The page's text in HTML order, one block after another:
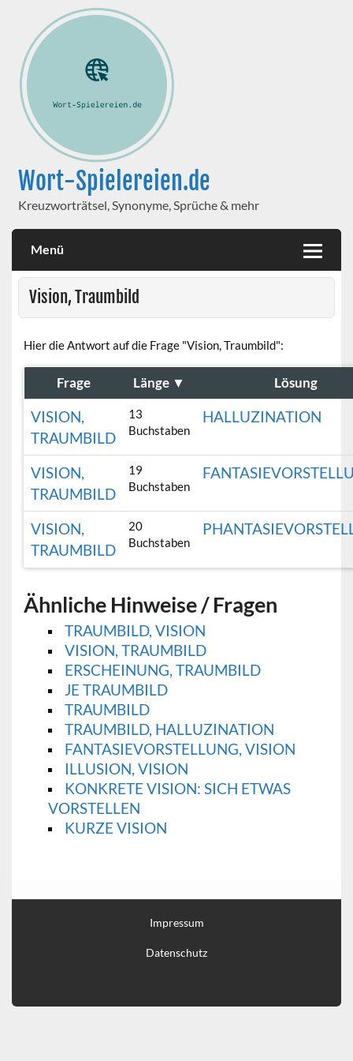
Wort-Spielereien.de
Kreuzworträtsel, Synonyme, Sprüche & mehr
Menü
Vision, Traumbild
Hier die Antwort auf die Frage "Vision, Traumbild":
Frage Länge ▼ Lösung
VISION,
TRAUMBILD
13
Buchstaben
HALLUZINATION
VISION,
TRAUMBILD
19
Buchstaben
VISION,
TRAUMBILD
20
Buchstaben
Ähnliche Hinweise / Fragen
TRAUMBILD, VISION
VISION, TRAUMBILD
ERSCHEINUNG, TRAUMBILD
JE TRAUMBILD
TRAUMBILD
TRAUMBILD, HALLUZINATION
FANTASIEVORSTELLUNG, VISION
ILLUSION, VISION
KONKRETE VISION: SICH ETWAS
VORSTELLEN
KURZE VISION
Impressum
Datenschutz